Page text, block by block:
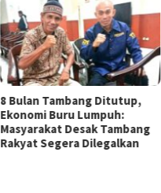
8 Bulan Tambang Ditutup,
Ekonomi Buru Lumpuh:
Masyarakat Desak Tambang
Rakyat Segera Dilegalkan